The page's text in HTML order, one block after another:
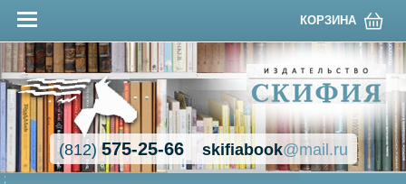
КОРЗИНА
(812)575-25-66 skifiabook@mail.ru